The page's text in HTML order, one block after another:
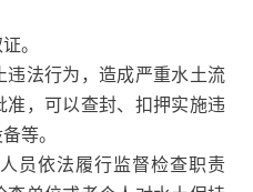
。
法行为，造成严重水土流
，可以查封、扣押实施违
等。
员依法履行监督检查职责